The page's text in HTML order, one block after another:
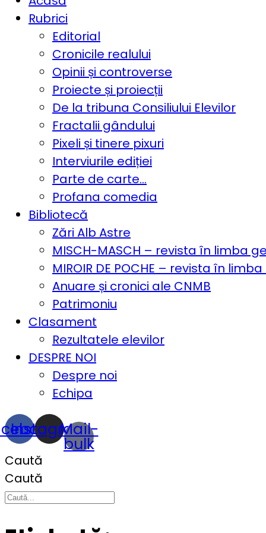
Rubrici
Editorial
Cronicile realului
Opinii și controverse
Proiecte și proiecții
De la tribuna Consiliului Elevilor
Fractalii gândului
Pixeli și tinere pixuri
Interviurile ediției
Parte de carte…
Profana comedia
Bibliotecă
Zări Alb Astre
MISCH-MASCH – revista în limba
MIROIR DE POCHE – revista în
Anuare și cronici ale CNMB
Patrimoniu
Clasament
Rezultatele elevilor
DESPRE NOI
Despre noi
Echipa
Instagram
Mail-
bulk
Caută
Caută